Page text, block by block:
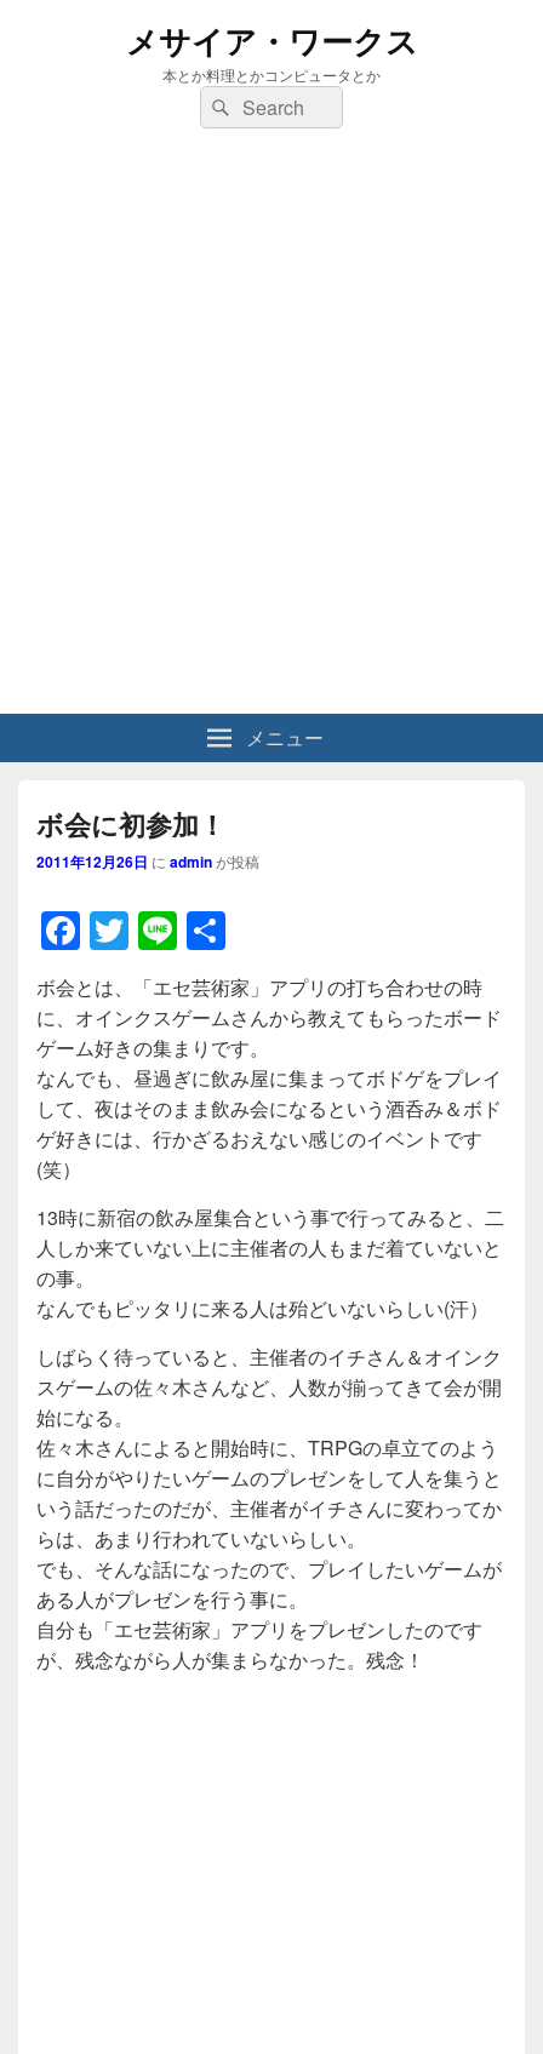
メサイア・ワークス
本とか料理とかコンピュータとか
検
索:
検
索
メニュー
ボ会に初参加！
2011年12月26日 に adminが投稿
F
a
c
e
b
o
o
k
T
wi
tt
er
Li
n
e
有
ボ会とは、「エセ芸術家」アプリの打ち合わせの時
に、オインクスゲームさんから教えてもらったボード
ゲーム好きの集まりです。
なんでも、昼過ぎに飲み屋に集まってボドゲをプレイ
して、夜はそのまま飲み会になるという酒呑み＆ボド
ゲ好きには、行かざるおえない感じのイベントです
(笑）
13時に新宿の飲み屋集合という事で行ってみると、二
人しか来ていない上に主催者の人もまだ着ていないと
の事。
なんでもピッタリに来る人は殆どいないらしい(汗）
しばらく待っていると、主催者のイチさん＆オインク
スゲームの佐々木さんなど、人数が揃ってきて会が開
始になる。
佐々木さんによると開始時に、TRPGの卓立てのよう
に自分がやりたいゲームのプレゼンをして人を集うと
いう話だったのだが、主催者がイチさんに変わってか
らは、あまり行われていないらしい。
でも、そんな話になったので、プレイしたいゲームが
ある人がプレゼンを行う事に。
自分も「エセ芸術家」アプリをプレゼンしたのです
が、残念ながら人が集まらなかった。残念！